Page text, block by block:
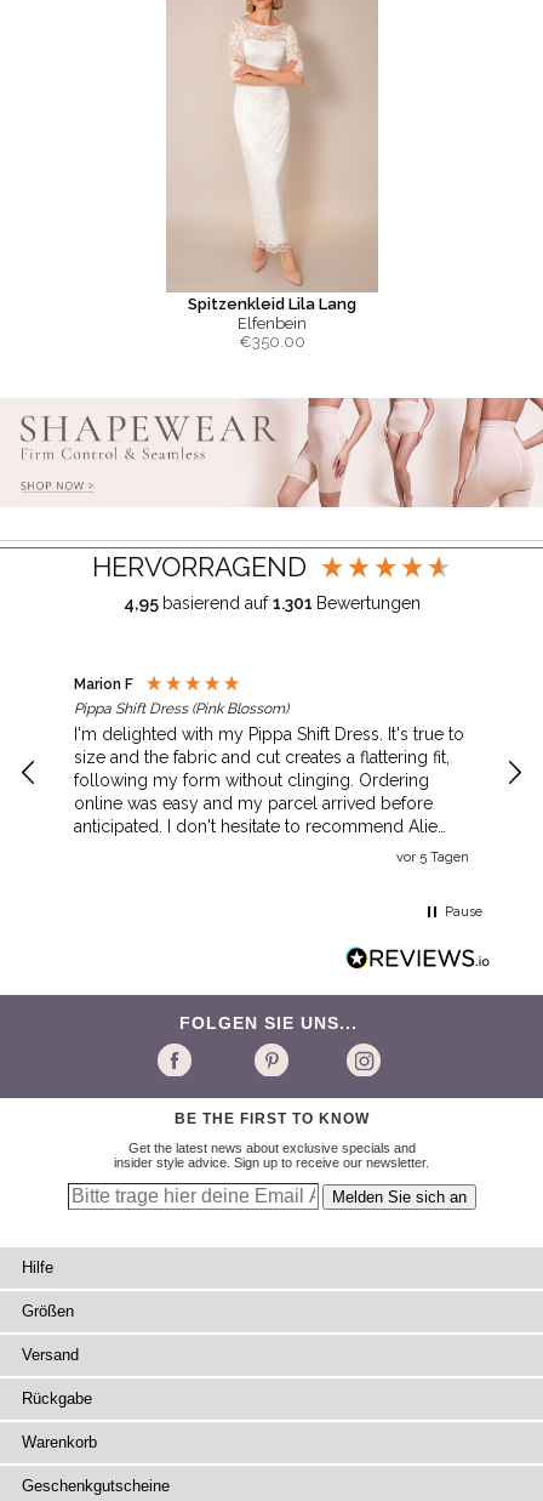
Spitzenkleid Lila Lang
Elfenbein
€350.00
HERVORRAGEND
4,95 basierend auf1.301 Bewertungen
Marion F
Pippa Shift Dress (Pink Blossom)
I'm delighted with my Pippa Shift Dress. It's true to
size and the fabric and cut creates a flattering fit,
following my form without clinging. Ordering
online was easy and my parcel arrived before
anticipated. I don't hesitate to recommend Alie
vor 5 Tagen
Pause
FOLGEN SIE UNS...
BE THE FIRST TO KNOW
Get the latest news about exclusive specials and
insider style advice. Sign up to receive our newsletter.
Hilfe
Größen
Versand
Rückgabe
Warenkorb
Geschenkgutscheine